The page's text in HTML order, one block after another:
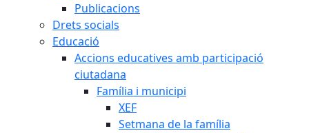
Publicacions
Drets socials
Educació
Accions educatives amb participació
ciutadana
Família i municipi
XEF
Setmana de la família